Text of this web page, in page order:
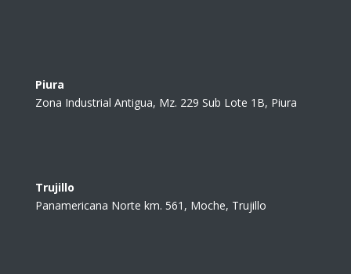
Piura
Zona Industrial Antigua, Mz. 229 Sub Lote 1B, Piura
Trujillo
Panamericana Norte km. 561, Moche, Trujillo